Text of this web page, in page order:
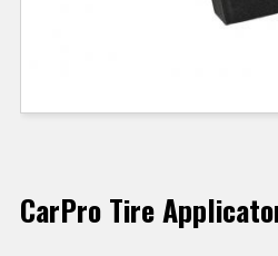
CarPro Tire